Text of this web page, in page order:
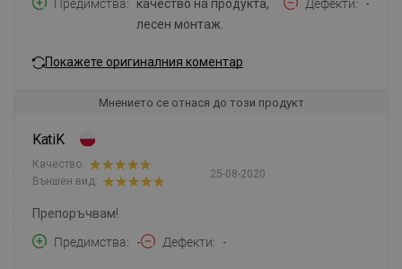
Предимства
качество на продукта,
лесен монтаж.
Дефекти -
Покажете оригиналния коментар
Мнението се отнася до този продукт
KatiK
25-08-2020
Качество:
Външен вид:
Препоръчвам!
Предимства
- Дефекти -